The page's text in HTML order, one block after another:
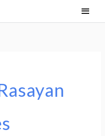
Main
Menu